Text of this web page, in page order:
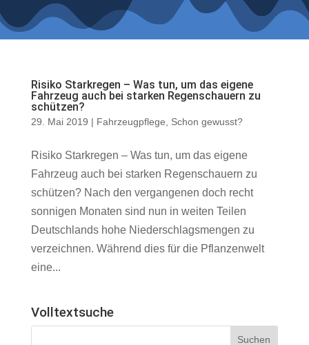
Risiko Starkregen – Was tun, um das eigene
Fahrzeug auch bei starken Regenschauern zu
schützen?
29. Mai 2019 | Fahrzeugpflege Schon gewusst?
Risiko Starkregen – Was tun, um das eigene
Fahrzeug auch bei starken Regenschauern zu
schützen? Nach den vergangenen doch recht
sonnigen Monaten sind nun in weiten Teilen
Deutschlands hohe Niederschlagsmengen zu
verzeichnen. Während dies für die Pflanzenwelt
eine...
Volltextsuche